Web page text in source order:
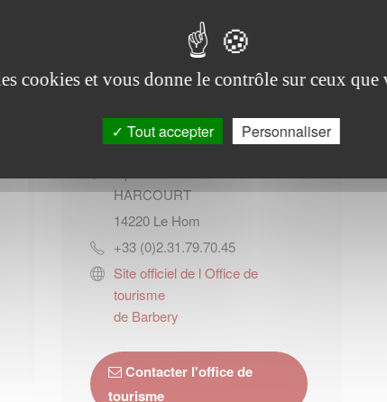
Office de tourisme de
HARCOURT
14220 Le Hom
+33 (0)2.31.79.70.45
Site officiel de l Office de
tourisme
de Barbery
Contacter l'office de
tourisme
cookies et vous donne le contrôle sur ceux que
Tout accepter Personnaliser